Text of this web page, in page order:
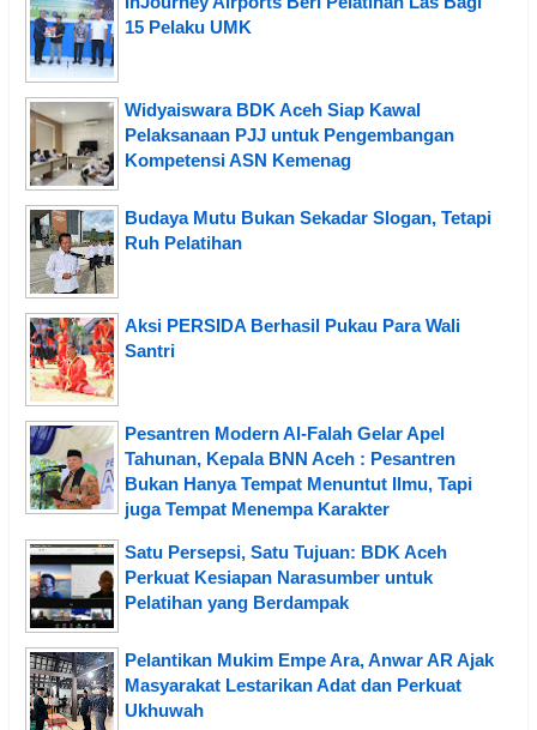
15 Pelaku UMK
Widyaiswara BDK Aceh Siap Kawal
Pelaksanaan PJJ untuk Pengembangan
Kompetensi ASN Kemenag
Budaya Mutu Bukan Sekadar Slogan, Tetapi
Ruh Pelatihan
Aksi PERSIDA Berhasil Pukau Para Wali
Santri
Pesantren Modern Al-Falah Gelar Apel
Tahunan, Kepala BNN Aceh : Pesantren
Bukan Hanya Tempat Menuntut Ilmu, Tapi
juga Tempat Menempa Karakter
Satu Persepsi, Satu Tujuan: BDK Aceh
Perkuat Kesiapan Narasumber untuk
Pelatihan yang Berdampak
Pelantikan Mukim Empe Ara, Anwar AR Ajak
Masyarakat Lestarikan Adat dan Perkuat
Ukhuwah